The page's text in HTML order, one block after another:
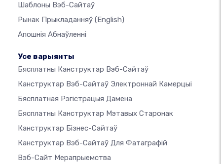
Шаблоны Вэб-Сайтаў
Рынак Прыкладанняў (English)
Апошнія Абнаўленні
Усе варыянты
Бясплатны Канструктар Вэб-Сайтаў
Канструктар Вэб-Сайтаў Электроннай Камерцыі
Бясплатная Рэгістрацыя Дамена
Бясплатны Канструктар Мэтавых Старонак
Канструктар Бізнес-Сайтаў
Канструктар Вэб-Сайтаў Для Фатаграфій
Вэб-Сайт Мерапрыемства